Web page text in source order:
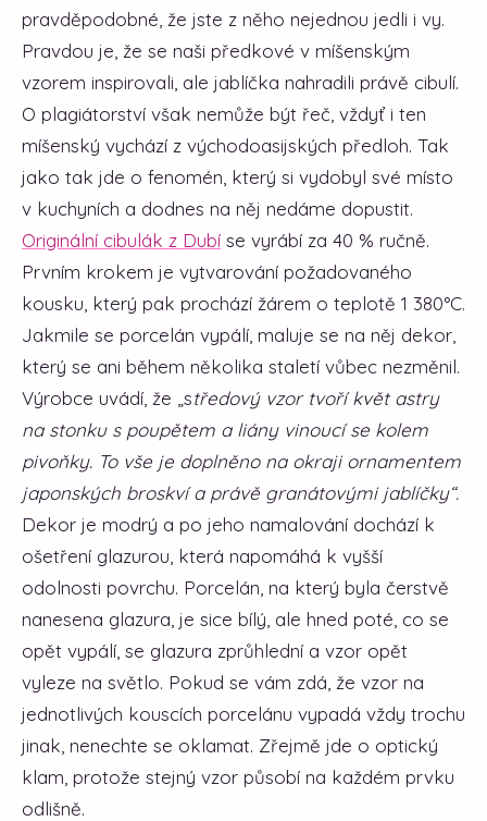
pravděpodobné, že jste z něho nejednou jedli i vy.
Pravdou je, že se naši předkové v míšenským
vzorem inspirovali, ale jablíčka nahradili právě cibulí.
O plagiátorství však nemůže být řeč, vždyť i ten
míšenský vychází z východoasijských předloh. Tak
jako tak jde o fenomén, který si vydobyl své místo
v kuchyních a dodnes na něj nedáme dopustit.
Originální cibulák z Dubí se vyrábí za 40 % ručně.
Prvním krokem je vytvarování požadovaného
kousku, který pak prochází žárem o teplotě 1 380°C.
Jakmile se porcelán vypálí, maluje se na něj dekor,
který se ani během několika staletí vůbec nezměnil.
Výrobce uvádí, že „středový vzor tvoří květ astry
na stonku s poupětem a liány vinoucí se kolem
pivoňky. To vše je doplněno na okraji ornamentem
japonských broskví a právě granátovými jablíčky“.
Dekor je modrý a po jeho namalování dochází k
ošetření glazurou, která napomáhá k vyšší
odolnosti povrchu. Porcelán, na který byla čerstvě
nanesena glazura, je sice bílý, ale hned poté, co se
opět vypálí, se glazura zprůhlední a vzor opět
vyleze na světlo. Pokud se vám zdá, že vzor na
jednotlivých kouscích porcelánu vypadá vždy trochu
jinak, nenechte se oklamat. Zřejmě jde o optický
klam, protože stejný vzor působí na každém prvku
odlišně.